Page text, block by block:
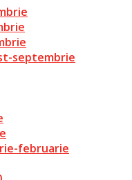
septembrie
februarie